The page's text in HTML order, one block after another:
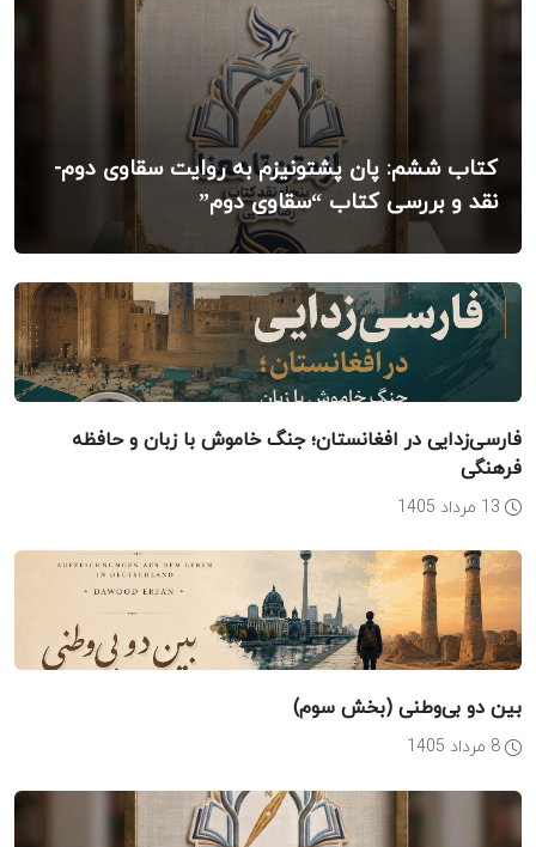
کتاب ششم: پان پشتونیزم به روایت سقاوی دوم-
نقد و بررسی کتاب “سقاوی دوم”
فارسی‌زدایی در افغانستان؛ جنگ خاموش با زبان و حافظه
فرهنگی
بین دو بی‌وطنی (بخش سوم)